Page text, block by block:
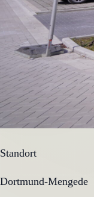
Standort
Dortmund-Mengede